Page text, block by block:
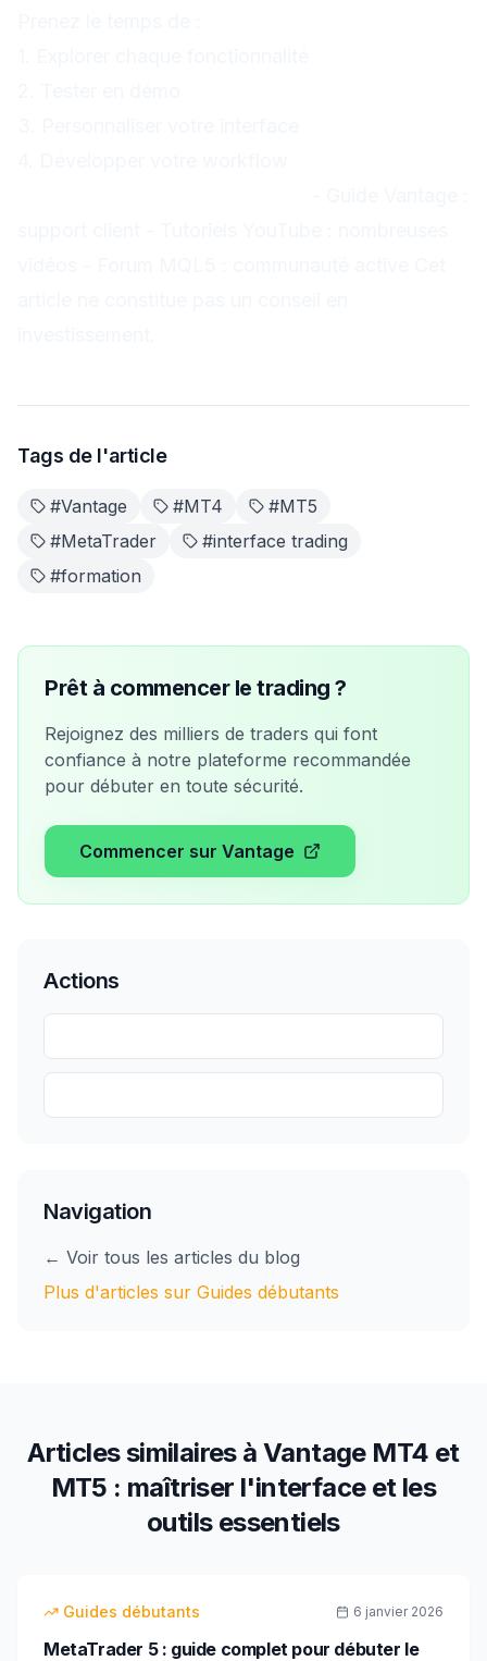
Tags de l'article
#Vantage #MT4 #MT5
#MetaTrader #interface trading
#formation
Prêt à commencer le trading ?
Rejoignez des milliers de traders qui font
confiance à notre plateforme recommandée
pour débuter en toute sécurité.
Commencer sur Vantage
Actions
Navigation
← Voir tous les articles du blog
Plus d'articles sur Guides débutants
Articles similaires àVantage MT4 et
MT5 : maîtriser l'interface et les
outils essentiels
Guides débutants 6 janvier 2026
MetaTrader 5 : guide complet pour débuter le